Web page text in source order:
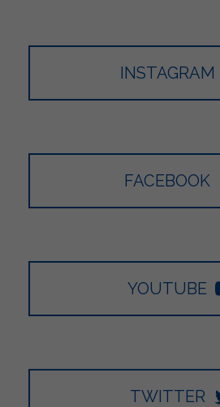
INSTAGRAM
FACEBOOK
YOUTUBE
TWITTER